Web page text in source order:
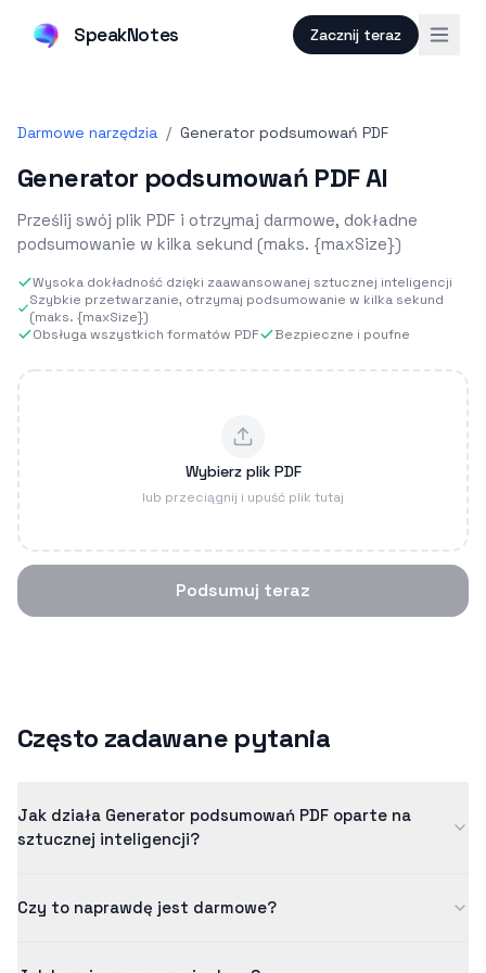
SpeakNotes Zacznij teraz
Darmowe narzędzia / Generator podsumowań PDF
Generator podsumowań PDF AI
Prześlij swój plik PDF i otrzymaj darmowe, dokładne
podsumowanie w kilka sekund (maks. {maxSize})
Wysoka dokładność dzięki zaawansowanej sztucznej inteligencji
Szybkie przetwarzanie, otrzymaj podsumowanie w kilka sekund
(maks. {maxSize})
Obsługa wszystkich formatów PDF
Bezpieczne i poufne
Wybierz plik PDF
lub przeciągnij i upuść plik tutaj
Podsumuj teraz
Często zadawane pytania
Jak działa Generator podsumowań PDF oparte na
sztucznej inteligencji?
zaawansowaną sztuczną inteligencję do analizy i
Czy to naprawdę jest darmowe?